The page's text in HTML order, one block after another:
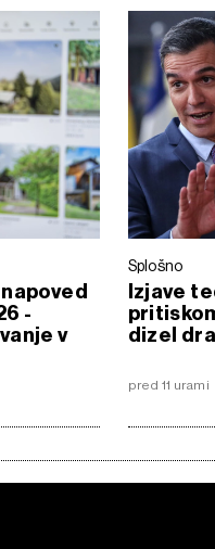
-
v
Splošno
Izjave
dizel
pred 11 urami